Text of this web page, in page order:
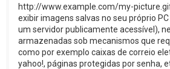
http://www.example.com/my-
exibir imagens salvas no seu próprio
um servidor publicamente acessível),
armazenadas sob mecanismos que
como por exemplo caixas de correio
yahoo!, páginas protegidas por senha,